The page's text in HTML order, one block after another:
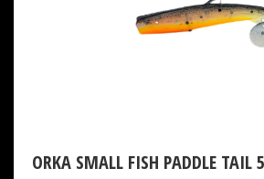
ORKA SMALL FISH PADDLE TAIL